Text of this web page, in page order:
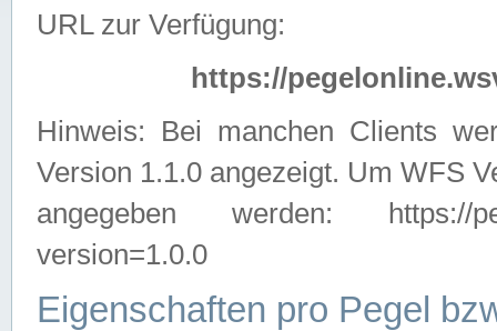
URL zur Verfügung:
https://
Hinweis: Bei manchen Clients
Version 1.1.0 angezeigt. Um WFS
angegeben werden: https://
version=1.0.0
Eigenschaften pro Pegel